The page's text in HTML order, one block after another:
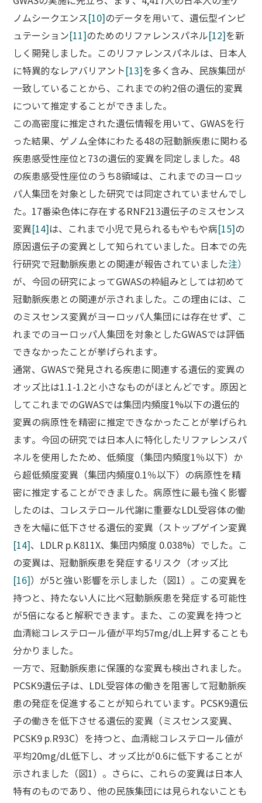
ノムシークエンス [10] のデータを用いて、遺伝型インピ
ュテーション [11] のためのリファレンスパネル [12] を新
しく開発しました。このリファレンスパネルは、日本人
に特異的なレアバリアント [13] を多く含み、民族集団が
一致していることから、これまでの約2倍の遺伝的変異
について推定することができました。
この高密度に推定された遺伝情報を用いて、GWASを行
った結果、ゲノム全体にわたる48の冠動脈疾患に関わる
疾患感受性座位と73の遺伝的変異を同定しました。48
の疾患感受性座位のうち8領域は、これまでのヨーロッ
パ人集団を対象とした研究では同定されていませんでし
た。17番染色体に存在するRNF213遺伝子のミスセンス
変異[14] は、これまで小児で見られるもやもや病 [15] の
原因遺伝子の変異として知られていました。日本での先
行研究で冠動脈疾患との関連が報告されていました注）
が、今回の研究によってGWASの枠組みとしては初めて
冠動脈疾患との関連が示されました。この理由には、こ
のミスセンス変異がヨーロッパ人集団には存在せず、こ
れまでのヨーロッパ人集団を対象としたGWASでは評価
できなかったことが挙げられます。
通常、GWASで発見される疾患に関連する遺伝的変異の
オッズ比は1.1-1.2と小さなものがほとんどです。原因と
してこれまでのGWASでは集団内頻度1%以下の遺伝的
変異の病原性を精密に推定できなかったことが挙げられ
ます。今回の研究では日本人に特化したリファレンスパ
ネルを使用したため、低頻度（集団内頻度1％以下）か
ら超低頻度変異（集団内頻度0.1％以下）の病原性を精
密に推定することができました。病原性に最も強く影響
したのは、コレステロール代謝に重要なLDL受容体の働
きを大幅に低下させる遺伝的変異（ストップゲイン変異
[14] 、LDLR p.K811X、集団内頻度 0.038%）でした。こ
の変異は、冠動脈疾患を発症するリスク（オッズ比
[16] ）が5と強い影響を示しました（図1）。この変異を
持つと、持たない人に比べ冠動脈疾患を発症する可能性
が5倍になると解釈できます。また、この変異を持つと
血清総コレステロール値が平均57mg/dL上昇することも
分かりました。
一方で、冠動脈疾患に保護的な変異も検出されました。
PCSK9遺伝子は、LDL受容体の働きを阻害して冠動脈疾
患の発症を促進することが知られています。PCSK9遺伝
子の働きを低下させる遺伝的変異（ミスセンス変異、
PCSK9 p.R93C）を持つと、血清総コレステロール値が
平均20mg/dL低下し、オッズ比が0.6に低下することが
示されました（図1）。さらに、これらの変異は日本人
特有のものであり、他の民族集団には見られないことも